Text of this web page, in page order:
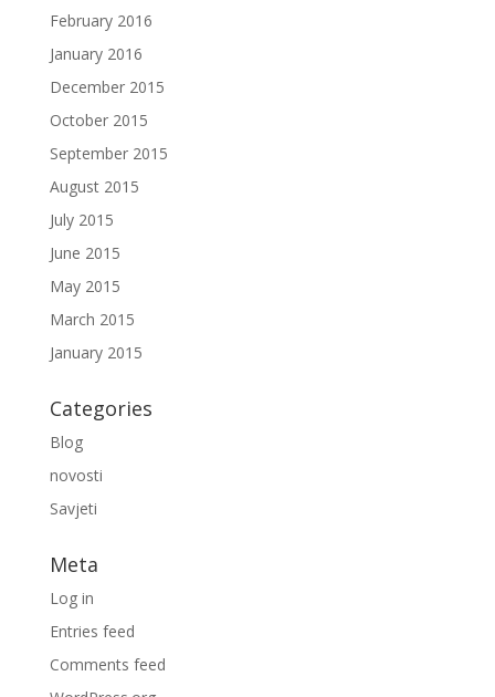
February 2016
January 2016
December 2015
October 2015
September 2015
August 2015
July 2015
June 2015
May 2015
March 2015
January 2015
Categories
Blog
novosti
Savjeti
Meta
Log in
Entries feed
Comments feed